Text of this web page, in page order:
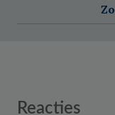
Reader
Reacties